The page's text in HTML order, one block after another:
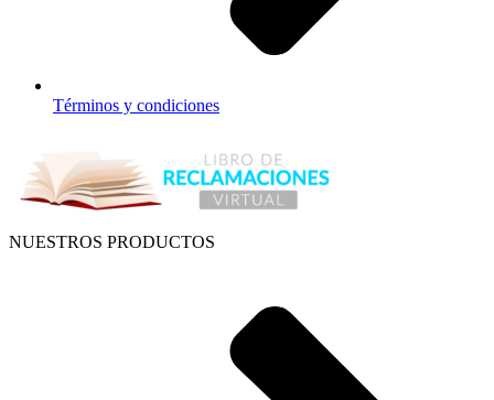
Términos y condiciones
NUESTROS PRODUCTOS